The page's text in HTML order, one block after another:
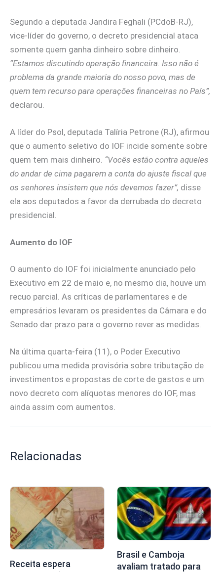
Segundo a deputada Jandira Feghali (PCdoB-RJ),
vice-líder do governo, o decreto presidencial ataca
somente quem ganha dinheiro sobre dinheiro.
“Estamos discutindo operação financeira. Isso não é
problema da grande maioria do nosso povo, mas de
quem tem recurso para operações financeiras no País”,
declarou.
A líder do Psol, deputada Talíria Petrone (RJ), afirmou
que o aumento seletivo do IOF incide somente sobre
quem tem mais dinheiro. “Vocês estão contra aqueles
do andar de cima pagarem a conta do ajuste fiscal que
os senhores insistem que nós devemos fazer”, disse
ela aos deputados a favor da derrubada do decreto
presidencial.
Aumento do IOF
O aumento do IOF foi inicialmente anunciado pelo
Executivo em 22 de maio e, no mesmo dia, houve um
recuo parcial. As críticas de parlamentares e de
empresários levaram os presidentes da Câmara e do
Senado dar prazo para o governo rever as medidas.
Na última quarta-feira (11), o Poder Executivo
publicou uma medida provisória sobre tributação de
investimentos e propostas de corte de gastos e um
novo decreto com alíquotas menores do IOF, mas
ainda assim com aumentos.
Relacionadas
Receita espera
Brasil e Camboja
avaliam tratado para